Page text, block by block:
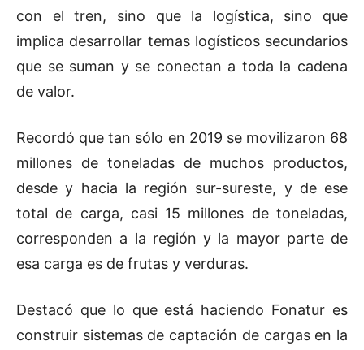
con el tren, sino que la logística, sino que
implica desarrollar temas logísticos secundarios
que se suman y se conectan a toda la cadena
de valor.
Recordó que tan sólo en 2019 se movilizaron 68
millones de toneladas de muchos productos,
desde y hacia la región sur-sureste, y de ese
total de carga, casi 15 millones de toneladas,
corresponden a la región y la mayor parte de
esa carga es de frutas y verduras.
Destacó que lo que está haciendo Fonatur es
construir sistemas de captación de cargas en la